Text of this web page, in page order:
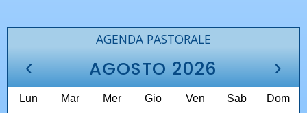
AGENDA PASTORALE
‹ AGOSTO 2026 ›
Lun Mar Mer Gio Ven Sab Dom